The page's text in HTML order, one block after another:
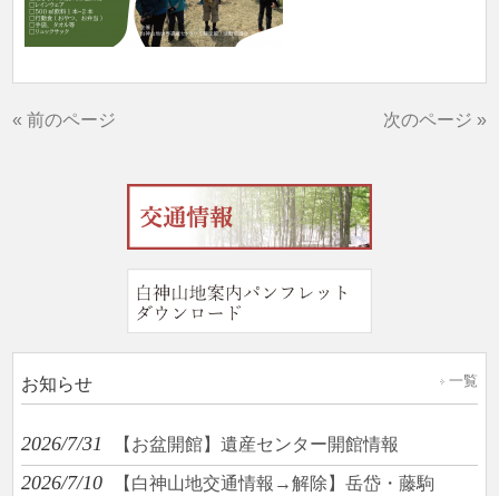
« 前のページ 次のページ »
お知らせ 一覧
2026/7/31 【お盆開館】遺産センター開館情報
2026/7/10
【白神山地交通情報→解除】岳岱・藤駒